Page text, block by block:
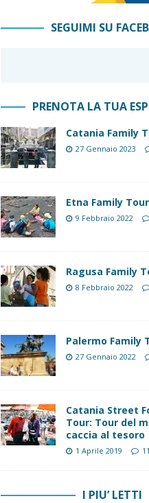
SEGUIMI SU
PRENOTA LA TUA
Catania Family
27 Gennaio 2023
Etna Family Tour
9 Febbraio 2022
Ragusa Family
8 Febbraio 2022
Palermo Family
27 Gennaio 2022
Catania Street
Tour: Tour del
caccia al tesoro
1 Aprile 2019 11
I PIU’ LETTI